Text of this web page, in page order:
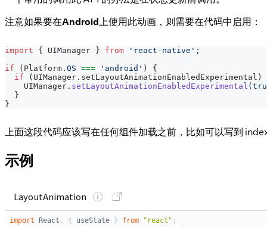
注意如果要在Android上使用此动画，则需要在代码中启用：
import { UIManager } from 'react-native' ;
if
( Platform . OS === 'android' )
{
if
( UIManager . setLayoutAnimationEnabledExperimental )
UIManager . setLayoutAnimationEnabledExperimental (
}
}
上面这段代码应该写在任何组件加载之前，比如可以写到
示例